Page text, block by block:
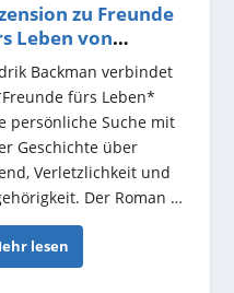
zu Freunde
Leben von
Backman
Backman verbindet
fürs Leben*
persönliche Suche mit
Geschichte über
Verletzlichkeit und
Der Roman …
lesen